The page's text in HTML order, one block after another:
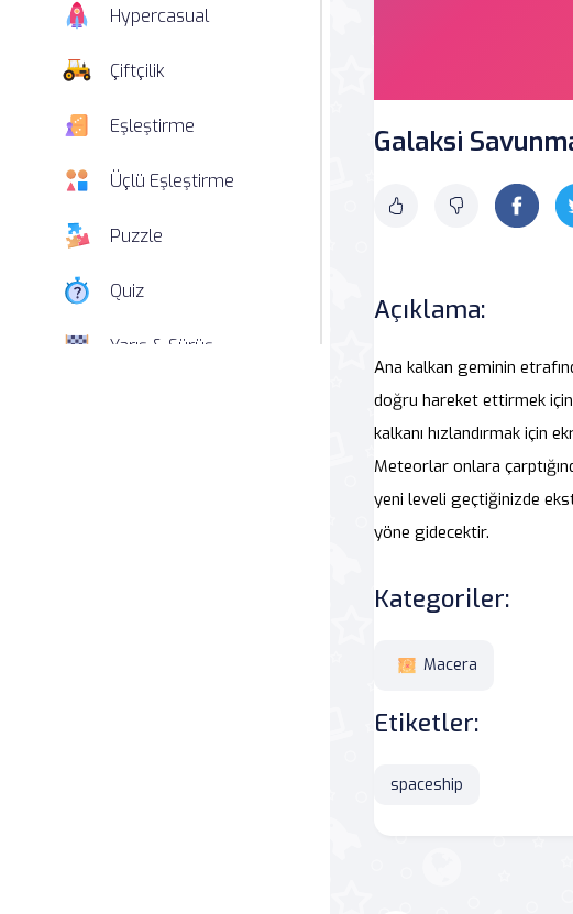
Hypercasual
Çiftçilik
Eşleştirme
Üçlü Eşleştirme
Puzzle
Quiz
Yarış & Sürüş
Galaksi
Açıklama:
Ana kalkan geminin
doğru hareket ettirmek
kalkanı hızlandırmak için
Meteorlar onlara
yeni leveli geçtiğinizde
yöne gidecektir.
Kategoriler:
Macera
Etiketler:
spaceship